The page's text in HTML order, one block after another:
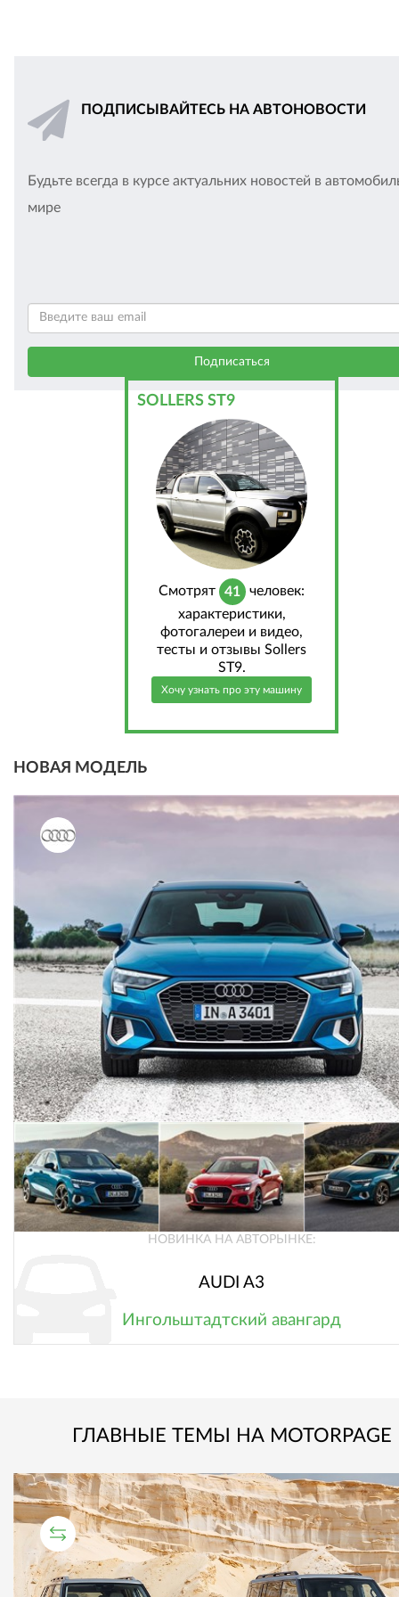
ПОДПИСЫВАЙТЕСЬ НА АВТОНОВОСТИ
Будьте всегда в курсе актуальних новостей в
мире
SOLLERS ST9
Cмотрят 41
человек:
характеристики,
фотогалереи и видео,
тесты и отзывы Sollers
ST9.
Хочу узнать про эту машину
НОВАЯ МОДЕЛЬ
НОВИНКА НА АВТОРЫНКЕ:
AUDI A3
Ингольштадтский авангард
ГЛАВНЫЕ ТЕМЫ НА MOTORPAGE
СРАВНИТЕЛЬНЫЙ ТЕСТ